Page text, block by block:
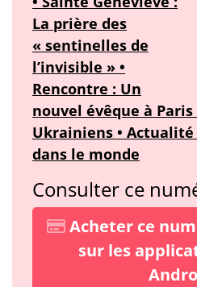
La prière des
« sentinelles de
l’invisible » •
Rencontre : Un
nouvel évêque à
Ukrainiens • Actualité
dans le monde
Consulter ce
Acheter ce
sur les